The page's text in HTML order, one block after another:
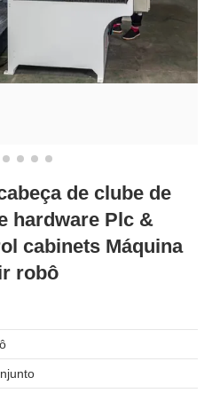
de clube de
hardware Plc &
cabinets Máquina
robô